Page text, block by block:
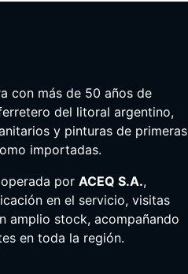
con más de 50 años de
del litoral argentino,
y pinturas de primeras
importadas.
por ACEQ S.A.,
en el servicio, visitas
amplio stock, acompañando
en toda la región.